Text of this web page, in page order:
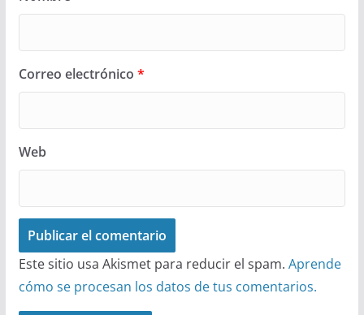
Correo electrónico *
Web
Este sitio usa Akismet para reducir el spam. Aprende
cómo se procesan los datos de tus comentarios.